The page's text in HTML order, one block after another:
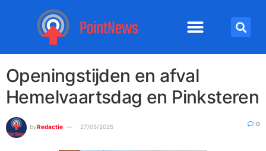
Openingstijden en afval
Hemelvaartsdag en Pinksteren
byRedactie 27/05/2025 0